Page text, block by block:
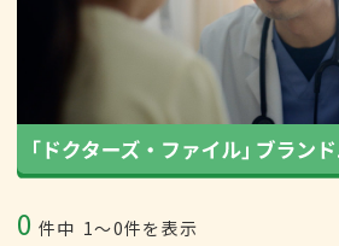
0 件中 1〜0件を表示